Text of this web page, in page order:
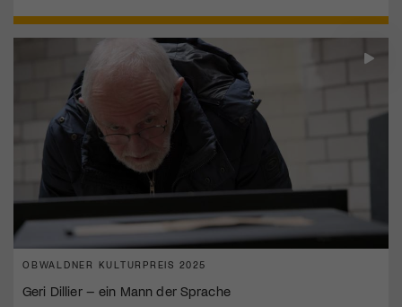
OBWALDNER KULTURPREIS 2025
Geri Dillier – ein Mann der Sprache